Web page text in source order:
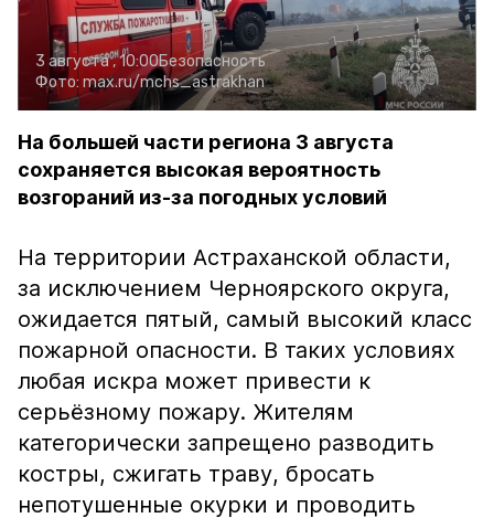
3 августа , 10:00Безопасность
Фото: max.ru/mchs_astrakhan
На большей части региона 3 августа
сохраняется высокая вероятность
возгораний из-за погодных условий
На территории Астраханской области,
за исключением Черноярского округа,
ожидается пятый, самый высокий класс
пожарной опасности. В таких условиях
любая искра может привести к
серьёзному пожару. Жителям
категорически запрещено разводить
костры, сжигать траву, бросать
непотушенные окурки и проводить